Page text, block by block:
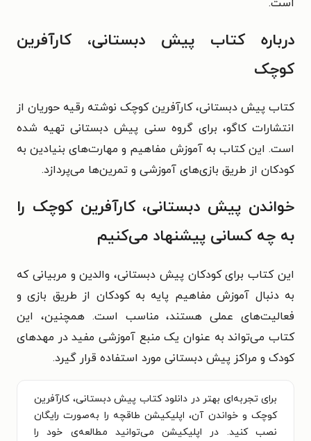
است.
درباره کتاب پیش دبستانی، کارآفرین
کوچک
کتاب پیش دبستانی، کارآفرین کوچک نوشته رقیه حوریان از
انتشارات کاگو، برای گروه سنی پیش دبستانی تهیه شده
است. این کتاب به آموزش مفاهیم و مهارت‌های بنیادین به
کودکان از طریق بازی‌های آموزشی و تمرین‌ها می‌پردازد.
خواندن پیش دبستانی، کارآفرین کوچک را
به چه کسانی پیشنهاد می‌کنیم
این کتاب برای کودکان پیش دبستانی، والدین و مربیانی که
به دنبال آموزش مفاهیم پایه به کودکان از طریق بازی و
فعالیت‌های عملی هستند، مناسب است. همچنین، این
کتاب می‌تواند به عنوان یک منبع آموزشی مفید در مهدهای
کودک و مراکز پیش دبستانی مورد استفاده قرار گیرد.
برای تجربه‌ای بهتر در دانلود کتاب پیش دبستانی، کارآفرین
کوچک و خواندن آن، اپلیکیشن طاقچه را به‌صورت رایگان
نصب کنید. در اپلیکیشن می‌توانید مطالعه‌ی خود را